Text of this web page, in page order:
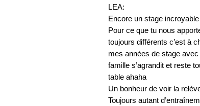
LEA:
Encore un stage
Pour ce que tu nous
toujours différents c’est à
mes années de stage
famille s’agrandit et reste
table ahaha
Un bonheur de voir la
Toujours autant